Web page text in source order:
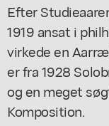
Efter
1919 ansat i
virkede en
er fra 1928
og en meget
Komposition.